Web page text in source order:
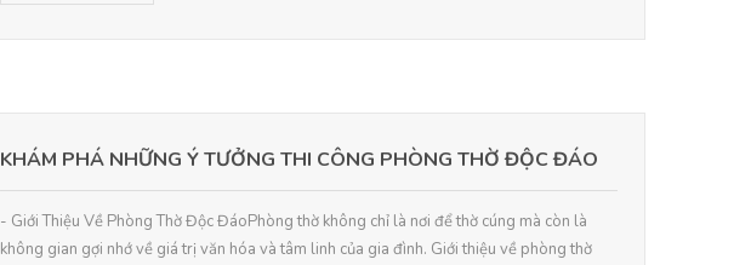
KHÁM PHÁ NHỮNG Ý TƯỞNG THI CÔNG PHÒNG THỜ ĐỘC ĐÁO
- Giới Thiệu Về Phòng Thờ Độc ĐáoPhòng thờ không chỉ là nơi để thờ cúng mà còn là
không gian gợi nhớ về giá trị văn hóa và tâm linh của gia đình. Giới thiệu về phòng thờ